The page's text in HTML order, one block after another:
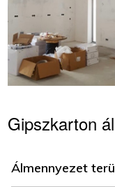
Gipszkarton
Álmennyezet